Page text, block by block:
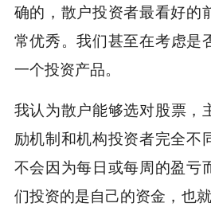
确的，散户投资者最看好的
常优秀。我们甚至在考虑是
一个投资产品。
我认为散户能够选对股票，
励机制和机构投资者完全不
不会因为每日或每周的盈亏
们投资的是自己的资金，也